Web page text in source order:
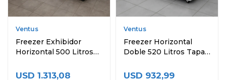
Ventus
Freezer Exhibidor
Horizontal 500 Litros
USD 1.313,08
Ventus
Freezer Horizontal
Doble 520 Litros Tapa
USD 932,99